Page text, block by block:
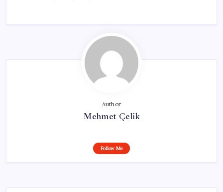
Author
Mehmet Çelik
Follow Me